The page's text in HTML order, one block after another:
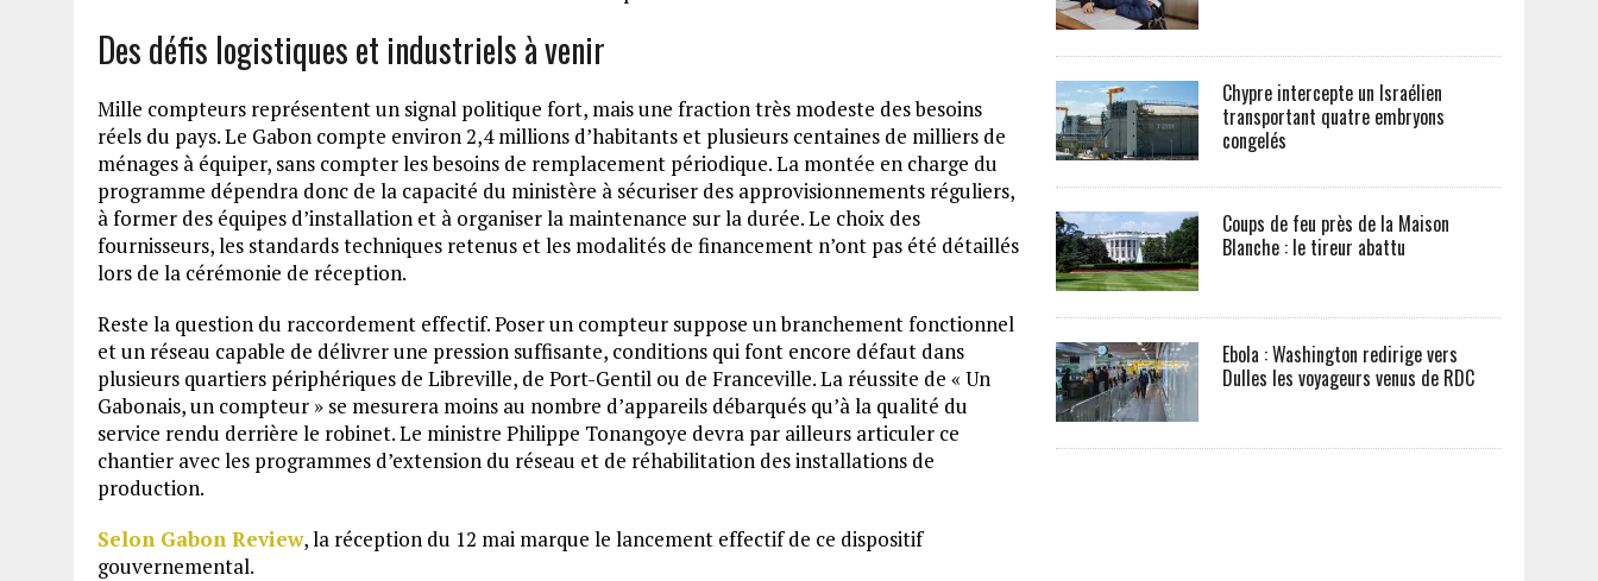
Des défis logistiques et industriels à venir
Mille compteurs représentent un signal politique fort, mais une fraction très modeste des besoins
réels du pays. Le Gabon compte environ 2,4 millions d’habitants et plusieurs centaines de milliers de
ménages à équiper, sans compter les besoins de remplacement périodique. La montée en charge du
programme dépendra donc de la capacité du ministère à sécuriser des approvisionnements réguliers,
à former des équipes d’installation et à organiser la maintenance sur la durée. Le choix des
fournisseurs, les standards techniques retenus et les modalités de financement n’ont pas été détaillés
lors de la cérémonie de réception.
Reste la question du raccordement effectif. Poser un compteur suppose un branchement fonctionnel
et un réseau capable de délivrer une pression suffisante, conditions qui font encore défaut dans
plusieurs quartiers périphériques de Libreville, de Port-Gentil ou de Franceville. La réussite de « Un
Gabonais, un compteur » se mesurera moins au nombre d’appareils débarqués qu’à la qualité du
service rendu derrière le robinet. Le ministre Philippe Tonangoye devra par ailleurs articuler ce
chantier avec les programmes d’extension du réseau et de réhabilitation des installations de
production.
Selon Gabon Review, la réception du 12 mai marque le lancement effectif de ce dispositif
gouvernemental.
Chypre intercepte un Israélien
transportant quatre embryons
congelés
Coups de feu près de la Maison
Blanche : le tireur abattu
Ebola : Washington redirige vers
Dulles les voyageurs venus de RDC